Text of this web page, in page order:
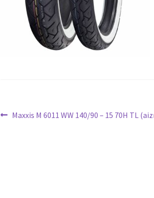
Ziņu
Previous
Maxxis M 6011 WW 140/90 – 15 70H TL